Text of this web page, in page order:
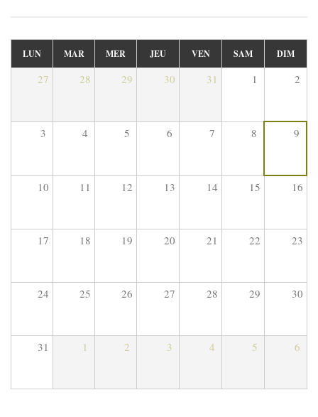
LUN MAR MER JEU VEN SAM DIM
27 28 29 30 31 1 2
3 4 5 6 7 8 9
10 11 12 13 14 15 16
17 18 19 20 21 22 23
24 25 26 27 28 29 30
31 1 2 3 4 5 6